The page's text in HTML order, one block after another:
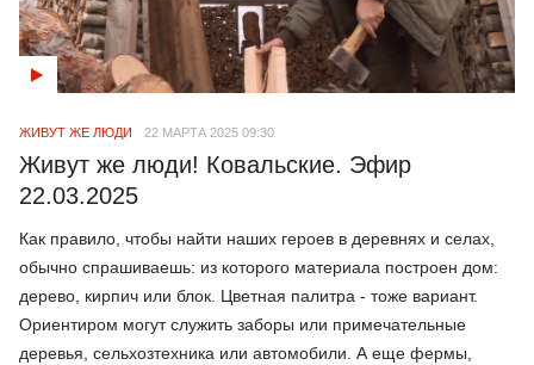
ЖИВУТ ЖЕ ЛЮДИ 22 МАРТА 2025 09:30
Живут же люди! Ковальские. Эфир
22.03.2025
Как правило, чтобы найти наших героев в деревнях и селах,
обычно спрашиваешь: из которого материала построен дом:
дерево, кирпич или блок. Цветная палитра - тоже вариант.
Ориентиром могут служить заборы или примечательные
деревья, сельхозтехника или автомобили. А еще фермы,